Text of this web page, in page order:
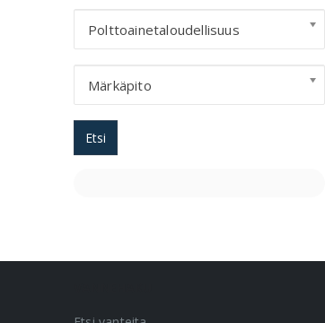
Polttoainetaloudellisuus
Märkäpito
Etsi